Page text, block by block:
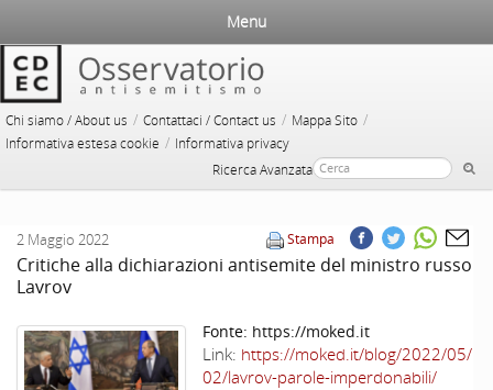
Chi siamo / About us / Contattaci / Contact us / Mappa Sito /
Informativa estesa cookie / Informativa privacy
Ricerca Avanzata
Menu
Stampa
2 Maggio 2022
Critiche alla dichiarazioni antisemite del ministro russo
Lavrov
Fonte: https://moked.it
Link: https://moked.it/blog/2022/05/
02/lavrov-parole-imperdonabili/